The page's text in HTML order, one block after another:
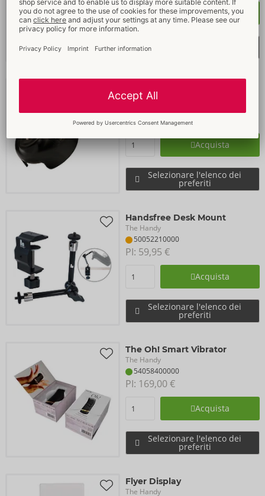
Acquista
The Handy
PI: 35,95 €
Acquista
Selezionare l'elenco dei
preferiti
Handsfree Desk Mount
The Handy
50052210000
PI: 59,95 €
Acquista
Selezionare l'elenco dei
preferiti
The Oh! Smart Vibrator
The Handy
54058400000
PI: 169,00 €
Acquista
Selezionare l'elenco dei
preferiti
Flyer Display
The Handy